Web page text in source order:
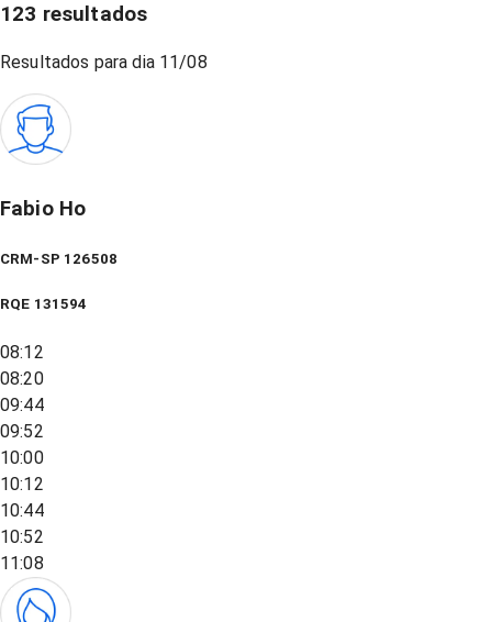
123 resultados
Resultados para dia 11/08
Fabio Ho
CRM-SP 126508
RQE 131594
08:12
08:20
09:44
09:52
10:00
10:12
10:44
10:52
11:08